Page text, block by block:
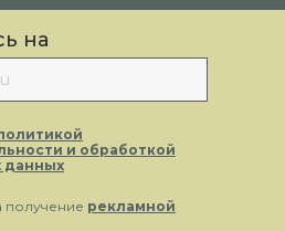
на
и обработкой
данных
получение рекламной